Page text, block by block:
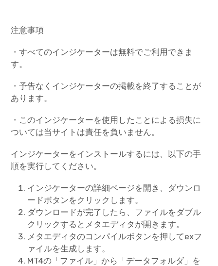
注意事項
・すべてのインジケーターは無料でご利用できま
す。
・予告なくインジケーターの掲載を終了することが
あります。
・このインジケーターを使用したことによる損失に
ついては当サイトは責任を負いません。
インジケーターをインストールするには、以下の手
順を実行してください。
インジケーターの詳細ページを開き、ダウンロ
ードボタンをクリックします。
ダウンロードが完了したら、ファイルをダブル
クリックするとメタエディタが開きます。
メタエディタのコンパイルボタンを押してexフ
ァイルを生成します。
MT4の「ファイル」から「データフォルダ」を